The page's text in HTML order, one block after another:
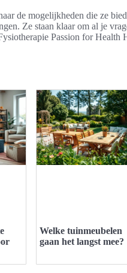
de mogelijkheden die ze
Ze staan klaar om al je
Passion for Health
Welke tuinmeubelen
gaan het langst mee?